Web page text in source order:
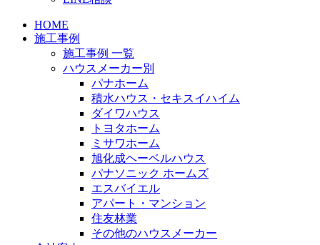
HOME
施工事例
施工事例 一覧
ハウスメーカー別
パナホーム
積水ハウス・セキスイハイム
ダイワハウス
トヨタホーム
ミサワホーム
旭化成ヘーベルハウス
パナソニック ホームズ
エスバイエル
アパート・マンション
住友林業
その他のハウスメーカー